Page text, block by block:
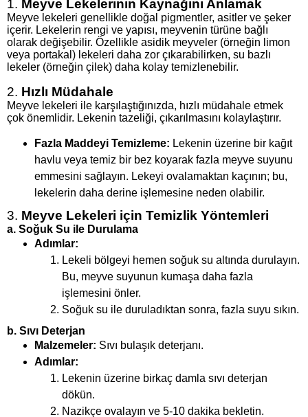
1. Meyve Lekelerinin Kaynağını Anlamak
Meyve lekeleri genellikle doğal pigmentler, asitler ve şeker
içerir. Lekelerin rengi ve yapısı, meyvenin türüne bağlı
olarak değişebilir. Özellikle asidik meyveler (örneğin limon
veya portakal) lekeleri daha zor çıkarabilirken, su bazlı
lekeler (örneğin çilek) daha kolay temizlenebilir.
2. Hızlı Müdahale
Meyve lekeleri ile karşılaştığınızda, hızlı müdahale etmek
çok önemlidir. Lekenin tazeliği, çıkarılmasını kolaylaştırır.
Fazla Maddeyi Temizleme: Lekenin üzerine bir kağıt
havlu veya temiz bir bez koyarak fazla meyve suyunu
emmesini sağlayın. Lekeyi ovalamaktan kaçının; bu,
lekelerin daha derine işlemesine neden olabilir.
3. Meyve Lekeleri için Temizlik Yöntemleri
a. Soğuk Su ile Durulama
Adımlar:
Lekeli bölgeyi hemen soğuk su altında durulayın.
Bu, meyve suyunun kumaşa daha fazla
işlemesini önler.
Soğuk su ile duruladıktan sonra, fazla suyu sıkın.
b. Sıvı Deterjan
Malzemeler: Sıvı bulaşık deterjanı.
Adımlar:
Lekenin üzerine birkaç damla sıvı deterjan
dökün.
Nazikçe ovalayın ve 5-10 dakika bekletin.